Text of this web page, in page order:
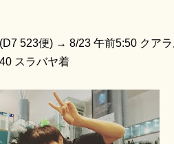
523便) → 8/23 午前5:50 クア
スラバヤ着